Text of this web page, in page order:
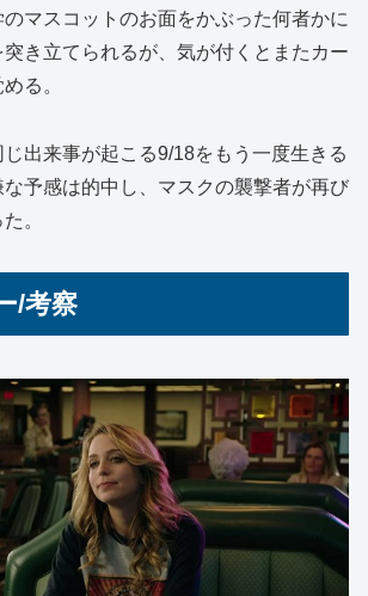
マスコットのお面をかぶった何者かに
き立てられるが、気が付くとまたカー
る。
出来事が起こる9/18をもう一度生きる
予感は的中し、マスクの襲撃者が再び
。
/考察